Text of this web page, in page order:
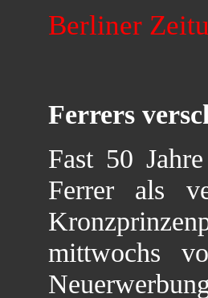
Berliner
Ferrers
Fast 50
Ferrer als
mittwochs